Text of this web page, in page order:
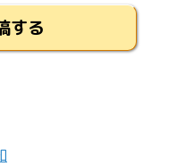
する